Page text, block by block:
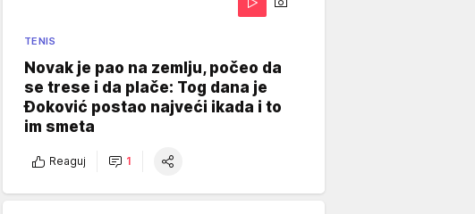
TENIS
Novak je pao na zemlju, počeo da
se trese i da plače: Tog dana je
Đoković postao najveći ikada i to
im smeta
Reaguj 1